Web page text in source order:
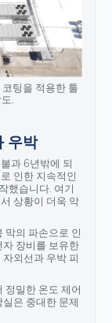
팅을 적용한 툴
.
우박
과 6년밖에 되
인한 지속적인
했습니다. 여기
상황이 더욱 악
막의 파손으로 인
장비를 보유한
외선과 우박 피
정밀한 온도 제어
은 중대한 문제